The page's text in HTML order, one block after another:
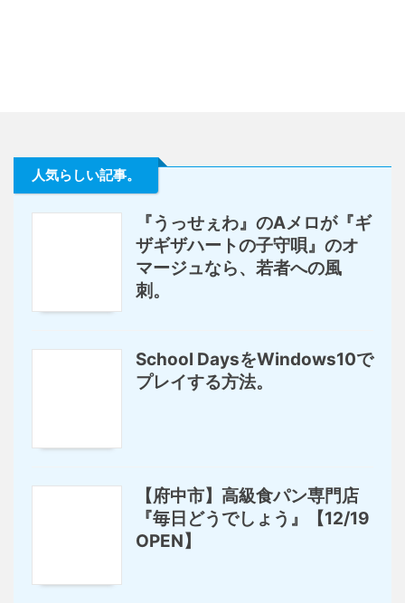
人気らしい記事。
『うっせぇわ』のAメロが『ギ
ザギザハートの子守唄』のオ
マージュなら、若者への風
刺。
School DaysをWindows10で
プレイする方法。
【府中市】高級食パン専門店
『毎日どうでしょう』【12/19
OPEN】